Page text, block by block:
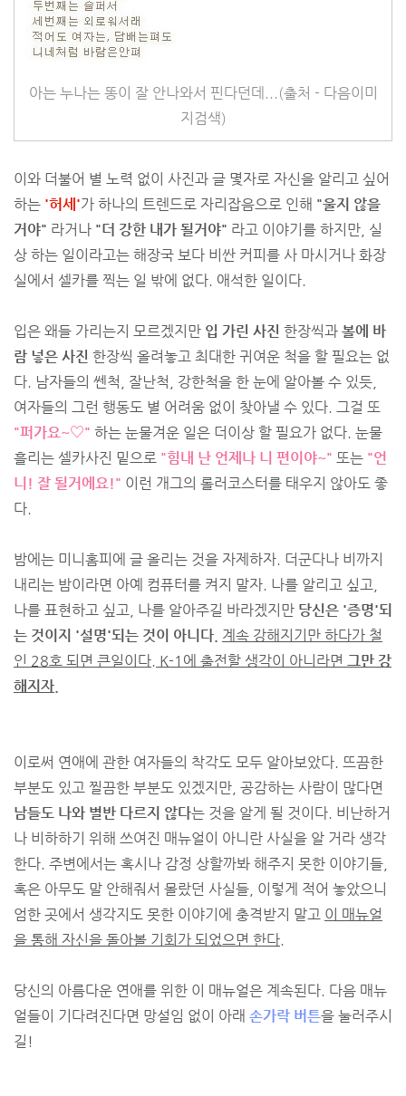
아는 누나는 똥이 잘 안나와서 핀다던데...(출처 - 다음이미
지검색)
이와 더불어 별 노력 없이 사진과 글 몇자로 자신을 알리고 싶어
하는 '허세'가 하나의 트렌드로 자리잡음으로 인해 "울지 않을
거야" 라거나 "더 강한 내가 될거야" 라고 이야기를 하지만, 실
상 하는 일이라고는 해장국 보다 비싼 커피를 사 마시거나 화장
실에서 셀카를 찍는 일 밖에 없다. 애석한 일이다.
입은 왜들 가리는지 모르겠지만 입 가린 사진 한장씩과 볼에 바
람 넣은 사진 한장씩 올려놓고 최대한 귀여운 척을 할 필요는 없
다. 남자들의 쎈척, 잘난척, 강한척을 한 눈에 알아볼 수 있듯,
여자들의 그런 행동도 별 어려움 없이 찾아낼 수 있다. 그걸 또
"퍼가요~♡" 하는 눈물겨운 일은 더이상 할 필요가 없다. 눈물
흘리는 셀카사진 밑으로 "힘내 난 언제나 니 편이야~" 또는 "언
니! 잘 될거에요!" 이런 개그의 롤러코스터를 태우지 않아도 좋
다.
밤에는 미니홈피에 글 올리는 것을 자제하자. 더군다나 비까지
내리는 밤이라면 아예 컴퓨터를 켜지 말자. 나를 알리고 싶고,
나를 표현하고 싶고, 나를 알아주길 바라겠지만 당신은 '증명'되
는 것이지 '설명'되는 것이 아니다. 계속 강해지기만 하다가 철
인 28호 되면 큰일이다. K-1에 출전할 생각이 아니라면 그만 강
해지자.
이로써 연애에 관한 여자들의 착각도 모두 알아보았다. 뜨끔한
부분도 있고 찔끔한 부분도 있겠지만, 공감하는 사람이 많다면
남들도 나와 별반 다르지 않다는 것을 알게 될 것이다. 비난하거
나 비하하기 위해 쓰여진 매뉴얼이 아니란 사실을 알 거라 생각
한다. 주변에서는 혹시나 감정 상할까봐 해주지 못한 이야기들,
혹은 아무도 말 안해줘서 몰랐던 사실들, 이렇게 적어 놓았으니
엄한 곳에서 생각지도 못한 이야기에 충격받지 말고 이 매뉴얼
을 통해 자신을 돌아볼 기회가 되었으면 한다.
당신의 아름다운 연애를 위한 이 매뉴얼은 계속된다. 다음 매뉴
얼들이 기다려진다면 망설임 없이 아래 손가락 버튼을 눌러주시
길!